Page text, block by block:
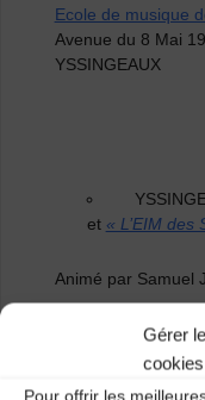
Gérer
cookies
Pour offrir les
Ecole de musique
Avenue du 8 Mai
YSSINGEAUX
et « L’EIM des
Animé par Samuel
Maison des
20h30. Atelier tous